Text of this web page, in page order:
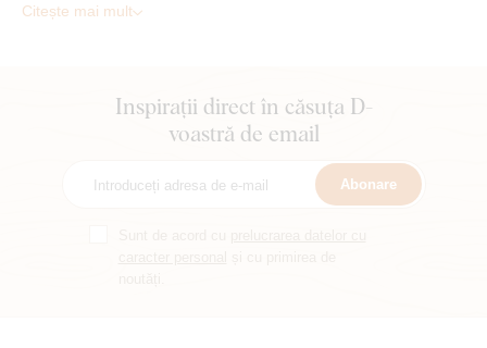
Citește mai mult
Inspirații direct în căsuța D-
voastră de email
Abonare